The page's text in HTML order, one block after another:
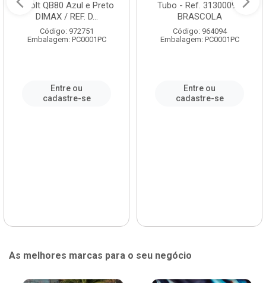
Bivolt QB80 Azul e Preto
DIMAX / REF. D...
Código: 972751
Embalagem: PC0001PC
Entre ou
cadastre-se
Tubo - Ref. 3130009 -
BRASCOLA
Código: 964094
Embalagem: PC0001PC
Entre ou
cadastre-se
As melhores marcas para o seu negócio